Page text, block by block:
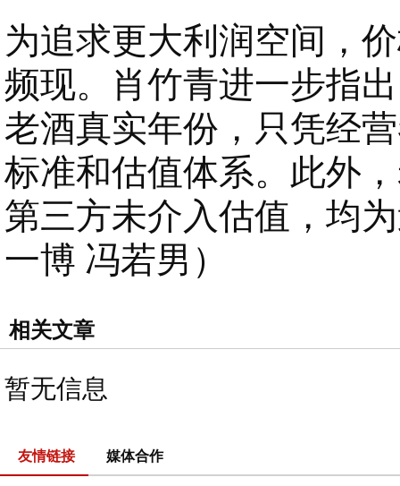
为追求更大利润空间，
频现。肖竹青进一步指
老酒真实年份，只凭经
标准和估值体系。此外
第三方未介入估值，均
一博 冯若男）
相关文章
暂无信息
友情链接 媒体合作